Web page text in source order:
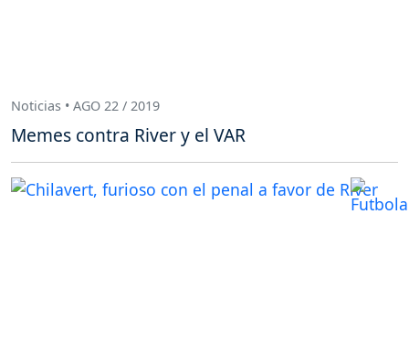
Noticias • AGO 22 / 2019
Memes contra River y el VAR